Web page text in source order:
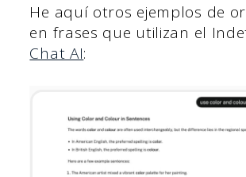
He aquí otros ejemplos de
en frases que utilizan el
Chat AI: